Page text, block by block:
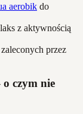
aerobik do
z aktywnością
przez
o czym nie